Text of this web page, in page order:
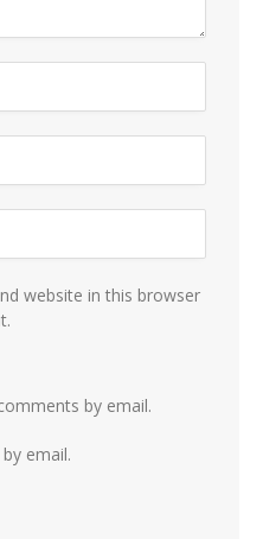
website in this browser
by email.
email.